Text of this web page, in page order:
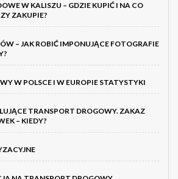
W KALISZU – GDZIE KUPIĆ I NA CO
ZAKUPIE?
– JAK ROBIĆ IMPONUJĄCE FOTOGRAFIE
W POLSCE I W EUROPIE STATYSTYKI
TRANSPORT DROGOWY. ZAKAZ
– KIEDY?